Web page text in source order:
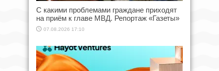
С какими проблемами граждане приходят
на приём к главе МВД. Репортаж «Газеты»
07.08.2026 17:10